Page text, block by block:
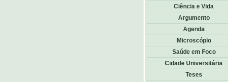
Ciência e Vida
Argumento
Agenda
Microscópio
Saúde em Foco
Cidade Universitária
Teses